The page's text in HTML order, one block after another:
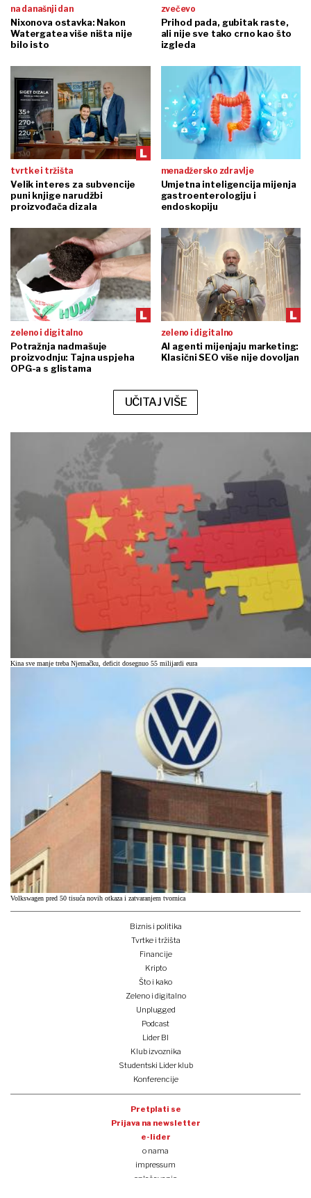
na današnji dan
Nixonova ostavka: Nakon
Watergatea više ništa nije
bilo isto
zvečevo
Prihod pada, gubitak raste,
ali nije sve tako crno kao što
izgleda
tvrtke i tržišta
Velik interes za subvencije
puni knjige narudžbi
proizvođača dizala
menadžersko zdravlje
Umjetna inteligencija mijenja
gastroenterologiju i
endoskopiju
zeleno i digitalno
Potražnja nadmašuje
proizvodnju: Tajna uspjeha
OPG-a s glistama
zeleno i digitalno
AI agenti mijenjaju marketing:
Klasični SEO više nije dovoljan
UČITAJ VIŠE
Kina sve manje treba Njemačku, deficit dosegnuo 55 milijardi eura
Volkswagen pred 50 tisuća novih otkaza i zatvaranjem tvornica
Biznis i politika
Tvrtke i tržišta
Financije
Kripto
Što i kako
Zeleno i digitalno
Unplugged
Podcast
Lider BI
Klub izvoznika
Studentski Lider klub
Konferencije
Pretplati se
Prijava na newsletter
e-lider
o nama
impressum
oglašavanje